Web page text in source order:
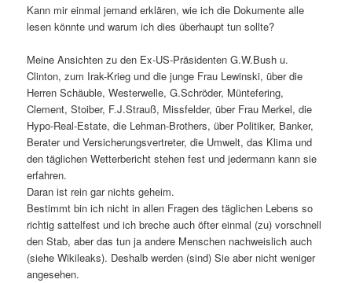
Kann mir einmal jemand erklären, wie ich die Dokumente alle
lesen könnte und warum ich dies überhaupt tun sollte?
Meine Ansichten zu den Ex-US-Präsidenten G.W.Bush u.
Clinton, zum Irak-Krieg und die junge Frau Lewinski, über die
Herren Schäuble, Westerwelle, G.Schröder, Müntefering,
Clement, Stoiber, F.J.Strauß, Missfelder, über Frau Merkel, die
Hypo-Real-Estate, die Lehman-Brothers, über Politiker, Banker,
Berater und Versicherungsvertreter, die Umwelt, das Klima und
den täglichen Wetterbericht stehen fest und jedermann kann sie
erfahren.
Daran ist rein gar nichts geheim.
Bestimmt bin ich nicht in allen Fragen des täglichen Lebens so
richtig sattelfest und ich breche auch öfter einmal (zu) vorschnell
den Stab, aber das tun ja andere Menschen nachweislich auch
(siehe Wikileaks). Deshalb werden (sind) Sie aber nicht weniger
angesehen.